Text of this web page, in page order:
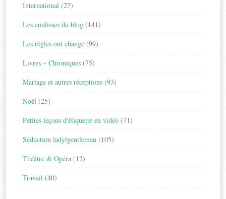
International (27)
Les coulisses du blog (141)
Les règles ont changé (99)
Livres – Chroniques (75)
Mariage et autres réceptions (93)
Noël (25)
Petites leçons d'étiquette en vidéo (71)
Séduction lady/gentleman (105)
Théâtre & Opéra (12)
Travail (40)